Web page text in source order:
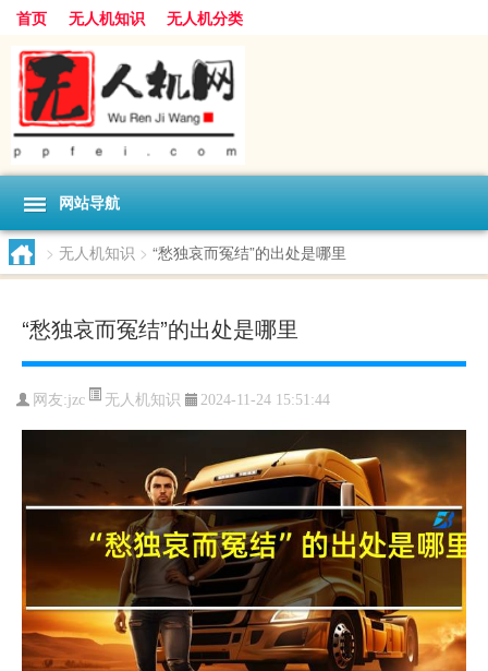
首页 无人机知识 无人机分类
网站导航
> 无人机知识 > “愁独哀而冤结”的出处是哪里
“愁独哀而冤结”的出处是哪里
网友:jzc 无人机知识 2024-11-24 15:51:44